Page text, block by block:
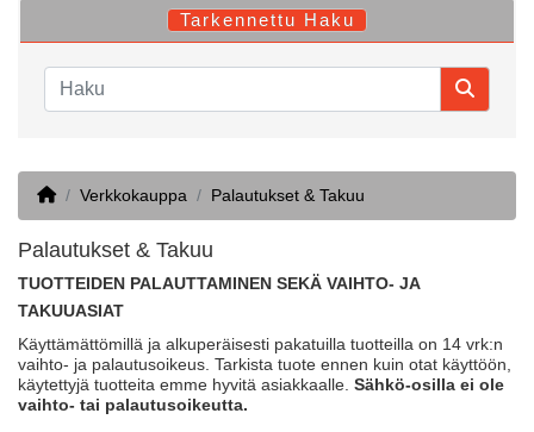
Tarkennettu Haku
HomeVerkkokauppa Palautukset & Takuu
Palautukset & Takuu
TUOTTEIDEN PALAUTTAMINEN SEKÄ VAIHTO- JA
TAKUUASIAT
Käyttämättömillä ja alkuperäisesti pakatuilla tuotteilla on 14 vrk:n
vaihto- ja palautusoikeus. Tarkista tuote ennen kuin otat käyttöön,
käytettyjä tuotteita emme hyvitä asiakkaalle. Sähkö-osilla ei ole
vaihto- tai palautusoikeutta.